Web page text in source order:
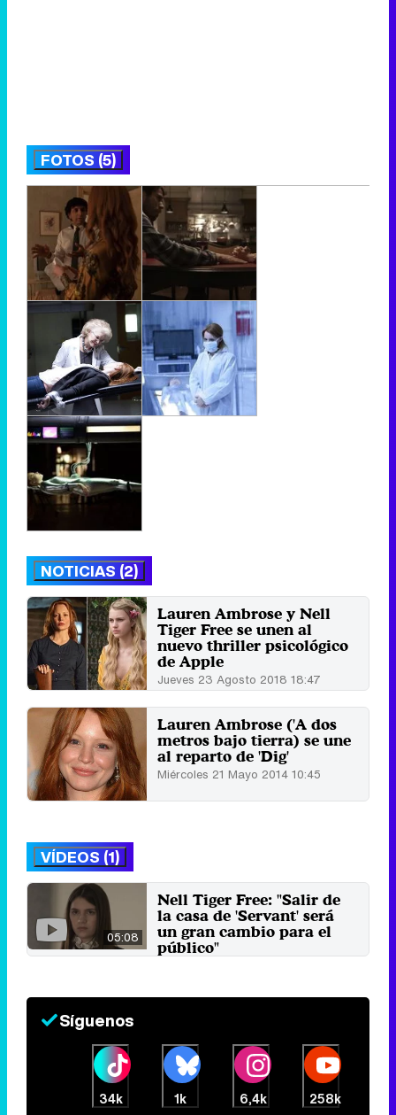
FOTOS (5)
NOTICIAS (2)
Lauren Ambrose y Nell
Tiger Free se unen al
nuevo thriller psicológico
de Apple
Jueves 23 Agosto 2018 18:47
Lauren Ambrose ('A dos
metros bajo tierra) se une
al reparto de 'Dig'
Miércoles 21 Mayo 2014 10:45
VÍDEOS (1)
05:08
Nell Tiger Free: "Salir de
la casa de 'Servant' será
un gran cambio para el
público"
Síguenos
34k 1k 6,4k 258k